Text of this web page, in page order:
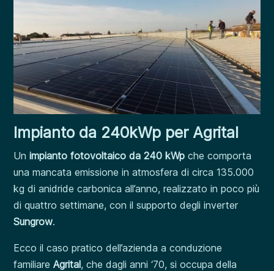
Impianto da 240kWp per Agrital
Unimpianto fotovoltaico da 240 kWp che comporta
una mancata emissione in atmosfera di circa 135.000
kg di anidride carbonica all’anno, realizzato in poco più
di quattro settimane, con il supporto degli inverter
Sungrow.
Ecco il caso pratico dell’azienda a conduzione
familiareAgrital, che dagli anni ‘70, si occupa della